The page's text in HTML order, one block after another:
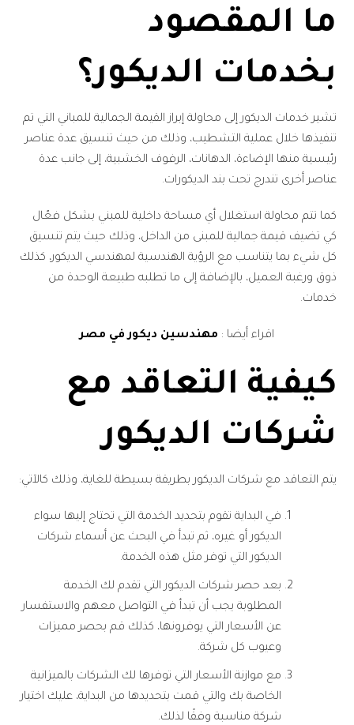
ما المقصود
بخدمات الديكور؟
تشير خدمات الديكور إلى محاولة إبراز القيمة الجمالية للمباني التي تم
تنفيذها خلال عملية التشطيب، وذلك من حيث تنسيق عدة عناصر
رئيسية منها الإضاءة، الدهانات، الرفوف الخشبية، إلى جانب عدة
عناصر أخرى تندرج تحت بند الديكورات.
كما تتم محاولة استغلال أي مساحة داخلية للمبني بشكل فعّال
كي تضيف قيمة جمالية للمبنى من الداخل، وذلك حيث يتم تنسيق
كل شيء بما يتناسب مع الرؤية الهندسية لمهندسي الديكور، كذلك
ذوق ورغبة العميل، بالإضافة إلى ما تطلبه طبيعة الوحدة من
خدمات.
اقراء أيضا : مهندسين ديكور في مصر
كيفية التعاقد مع
شركات الديكور
يتم التعاقد مع شركات الديكور بطريقة بسيطة للغاية، وذلك كالآتي:
في البداية تقوم بتحديد الخدمة التي تحتاج إليها سواء
الديكور أو غيره، ثم تبدأ في البحث عن أسماء شركات
الديكور التي توفر مثل هذه الخدمة.
بعد حصر شركات الديكور التي تقدم لك الخدمة
المطلوبة يجب أن تبدأ في التواصل معهم والاستفسار
عن الأسعار التي يوفرونها، كذلك قم بحصر مميزات
وعيوب كل شركة.
مع موازنة الأسعار التي توفرها لك الشركات بالميزانية
الخاصة بك والتي قمت بتحديدها من البداية، عليك اختيار
شركة مناسبة وفقًا لذلك.